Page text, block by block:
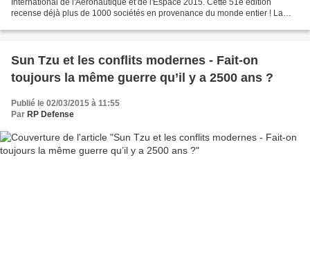
International de l'Aéronautique et de l'Espace 2015. Cette 51e édition
recense déjà plus de 1000 sociétés en provenance du monde entier ! La
Sun Tzu et les conflits modernes - Fait-on
toujours la même guerre qu’il y a 2500 ans ?
Publié le 02/03/2015 à 11:55
Par RP Defense